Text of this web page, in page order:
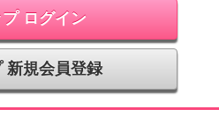
ログイン
新規会員登録